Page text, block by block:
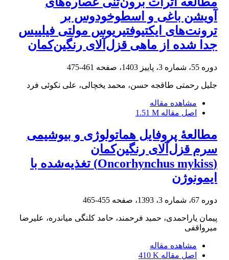
آویشن باغی و اسطوخودوس بر
ترونت‌های ایکتیوفتیریوس مولتی فیلییس
جدا شده از ماهی قزل‌آلای رنگین‌کمان
دوره 55، شماره 3، پاییز 1403، صفحه 461-475
جلیل رحمتی طاقجه حسن، محمد یخچالی، علی نکوئی فرد
مشاهده مقاله
اصل مقاله 1.51 M
مطالعۀ پروفایل هماتولوژی و بیوشیمی
سرم قزل‌آلای رنگین‌کمان
(Oncorhynchus mykiss) تغذیه‌شده با
ایمونوژن
دوره 67، شماره 3، 1393، صفحه 455-465
پیمان یاراحمدی، حمید فرحمند، حامد کلنگی میاندره، علیرضا
میرواقفی
مشاهده مقاله
اصل مقاله 410 K